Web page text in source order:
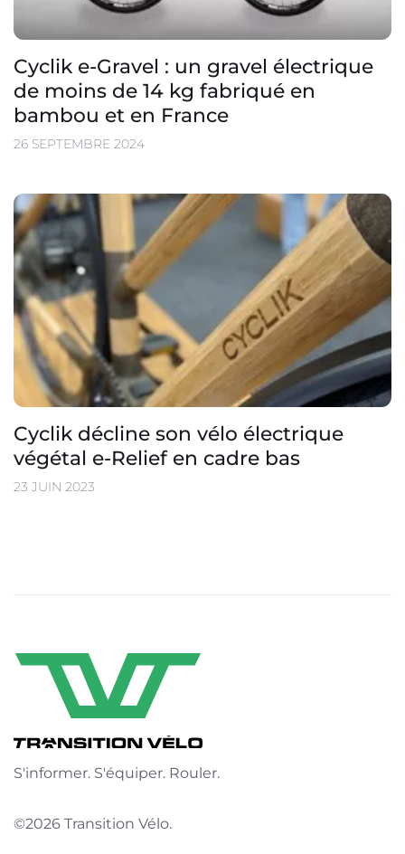
Cyclik e-Gravel : un gravel électrique
de moins de 14 kg fabriqué en
bambou et en France
26 SEPTEMBRE 2024
Cyclik décline son vélo électrique
végétal e-Relief en cadre bas
23 JUIN 2023
S'informer. S'équiper. Rouler.
©2026 Transition Vélo.